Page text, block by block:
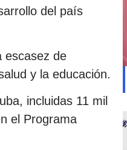
del país
escasez de
y la educación.
incluidas 11 mil
el Programa